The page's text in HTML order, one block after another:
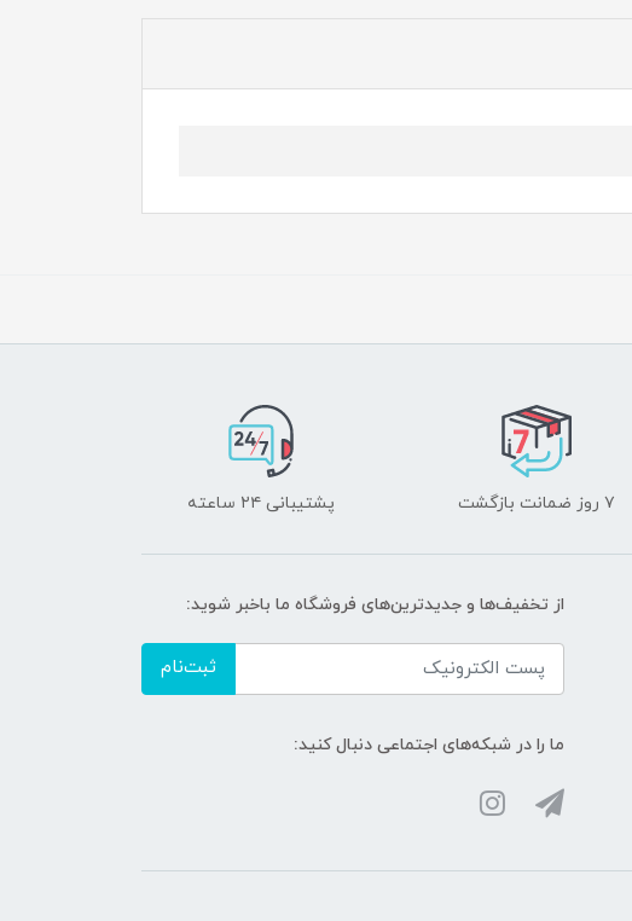
۷ روز ضمانت بازگشت پشتیبانی ۲۴ ساعته
از تخفیف‌ها و جدیدترین‌های فروشگاه ما باخبر شوید:
ثبت‌نام
ما را در شبکه‌های اجتماعی دنبال کنید: